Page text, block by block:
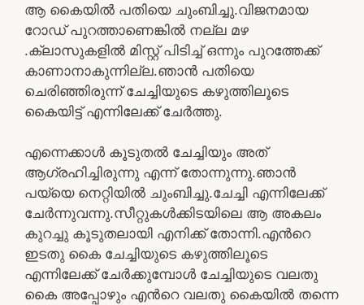
ആ കൈയിൽ പതിയെ ചുംബിച്ചു.വിജനമായ
റോഡ് പുറത്താണെങ്കിൽ നല്ല മഴ
.ക്ലാസുകളിൽ മിസ്റ്റ് പിടിച്ച് ഒന്നും പുറത്തേക്ക്
കാണാനാകുന്നില്ല.ഞാൻ പതിയെ
ചെരിഞ്ഞിരുന്ന് ചേച്ചിയുടെ കഴുത്തിലൂടെ
കൈയിട്ട് എന്നിലേക്ക് ചേർത്തു.
എന്നെക്കാൾ കൂടുതൽ ചേച്ചിയും അത്
ആഗ്രഹിച്ചിരുന്നു എന്ന് തോന്നുന്നു.ഞാൻ
പയ്യെ നെറ്റിയിൽ ചുംബിച്ചു.ചേച്ചി എന്നിലേക്ക്
ചേർന്നുവന്നു.സീറ്റുകൾക്കിടയിലെ ആ അകലം
കുറച്ചു കൂടുതലായി എനിക്ക് തോന്നി.എൻറെ
ഇടതു കൈ ചേച്ചിയുടെ കഴുത്തിലൂടെ
എന്നിലേക്ക് ചേർക്കുമ്പോൾ ചേച്ചിയുടെ വലതു
കൈ അപ്പോഴും എൻറെ വലതു കൈയിൽ തന്നെ